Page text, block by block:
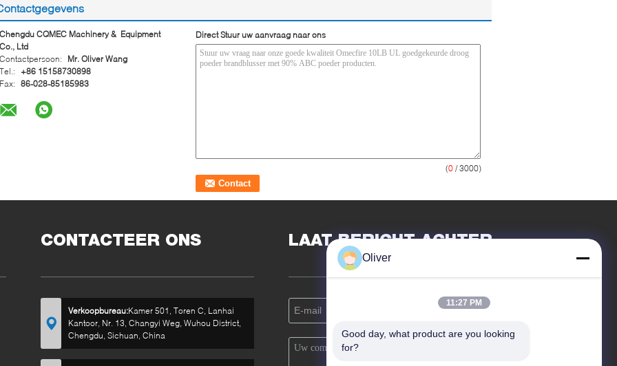
Chengdu CQMEC Machinery & Equipment
Co., Ltd
Contactpersoon:
Mr. Oliver Wang
Tel.:
+86 15158730898
Fax: 86-028-85185983
Direct Stuur uw aanvraag naar ons
(0 / 3000)
CONTACTEER ONS
Verkoopbureau:Kamer 501, Toren C, Lanhai
Kantoor, Nr. 13, Changyi Weg, Wuhou District,
Chengdu, Sichuan, China
LAAT BERICHT ACHTER
Oliver
11:27 PM
Good day, what product are you looking
for?